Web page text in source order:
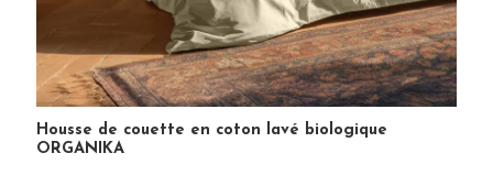
Housse de couette en coton lavé biologique
ORGANIKA